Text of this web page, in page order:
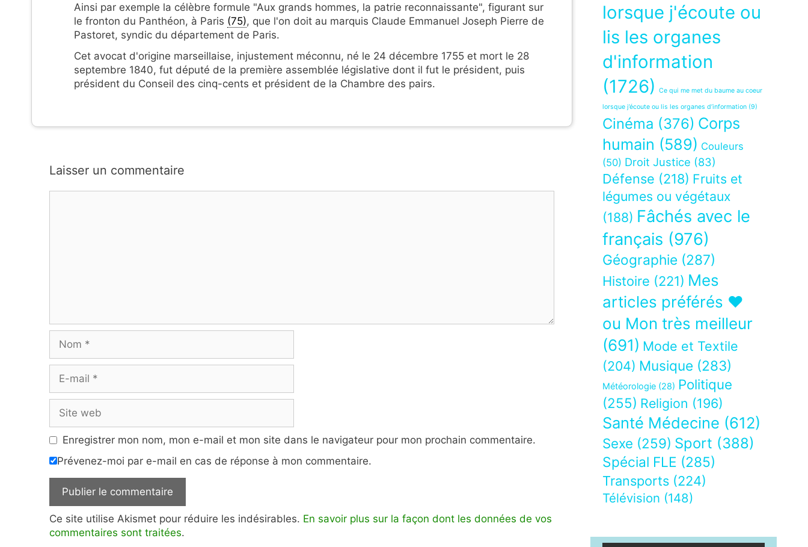
Ainsi par exemple la célèbre formule "Aux grands hommes, la patrie reconnaissante", figurant sur
le fronton du Panthéon, à Paris (75), que l'on doit au marquis Claude Emmanuel Joseph Pierre de
Pastoret, syndic du département de Paris.
Cet avocat d'origine marseillaise, injustement méconnu, né le 24 décembre 1755 et mort le 28
septembre 1840, fut député de la première assemblée législative dont il fut le président, puis
président du Conseil des cinq-cents et président de la Chambre des pairs.
Laisser un commentaire
mail
web
Enregistrer mon nom, mon e-mail et mon site dans le navigateur pour mon prochain commentaire.
Prévenez-moi par e-mail en cas de réponse à mon commentaire.
Ce site utilise Akismet pour réduire les indésirables. En savoir plus sur la façon dont les données de vos
commentaires sont traitées.
lorsque j'écoute ou
lis les organes
d'information
(1726)
Ce qui me met du baume au coeur
lorsque j’écoute ou lis les organes d’information (9)
Cinéma (376) Corps
humain (589) Couleurs
(50) Droit Justice (83)
Défense (218) Fruits et
légumes ou végétaux
(188) Fâchés avec le
français (976)
Géographie (287)
Histoire (221) Mes
articles préférés ❤
ou Mon très meilleur
(691) Mode et Textile
(204) Musique (283)
Météorologie (28) Politique
(255) Religion (196)
Santé Médecine (612)
Sexe (259) Sport (388)
Spécial FLE (285)
Transports (224)
Télévision (148)